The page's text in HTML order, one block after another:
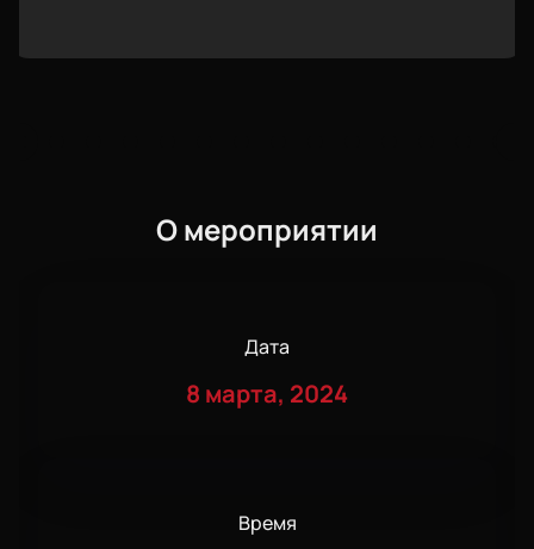
О мероприятии
Дата
8 марта, 2024
Время